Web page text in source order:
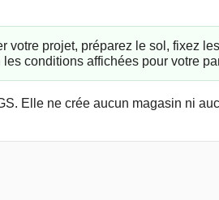
votre projet, préparez le sol, fixez
conditions affichées pour votre
Elle ne crée aucun magasin ni